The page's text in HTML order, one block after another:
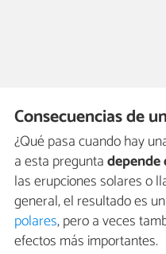
Consecuencias de
¿Qué pasa cuando hay
a esta pregunta
las erupciones solares o
general, el resultado es
polares, pero a veces
efectos más importantes.